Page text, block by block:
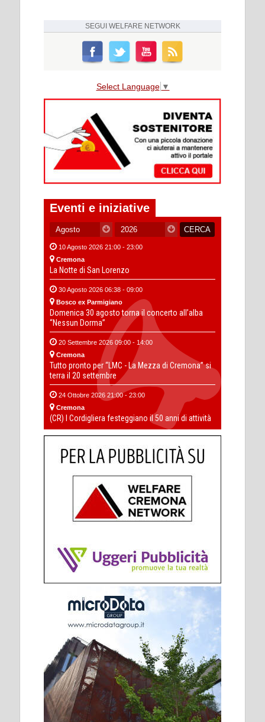
SEGUI WELFARE NETWORK
Select Language ▼
Eventi e iniziative
10 Agosto 2026 21:00 - 23:00
Cremona
La Notte di San Lorenzo
30 Agosto 2026 06:38 - 09:00
Bosco ex Parmigiano
Domenica 30 agosto torna il concerto all’alba
“Nessun Dorma”
20 Settembre 2026 09:00 - 14:00
Cremona
Tutto pronto per “LMC - La Mezza di Cremona” si
terra il 20 settembre
24 Ottobre 2026 21:00 - 23:00
Cremona
(CR) I Cordigliera festeggiano il 50 anni di attività